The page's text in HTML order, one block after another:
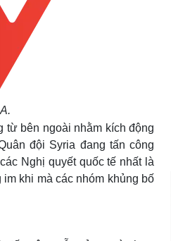
từ bên ngoài nhằm kích động
đội Syria đang tấn công
Nghị quyết quốc tế nhất là
khi mà các nhóm khủng bố